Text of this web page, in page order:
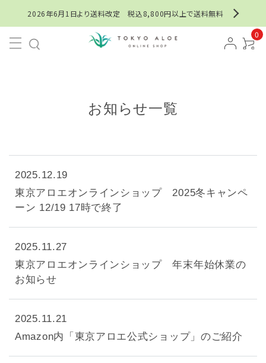
2026年6月1日より送料改定 税込8,800円以上で送料無料
0
お知らせ一覧
2025.12.19
東京アロエオンラインショップ 2025冬キャンペ
ーン 12/19 17時で終了
2025.11.27
東京アロエオンラインショップ 年末年始休業の
お知らせ
2025.11.21
Amazon内「東京アロエ公式ショップ」のご紹介